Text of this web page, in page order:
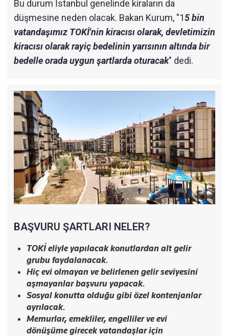
Bu durum İstanbul genelinde kiraların da
düşmesine neden olacak. Bakan Kurum, "15 bin
vatandaşımız TOKİ'nin kiracısı olarak, devletimizin
kiracısı olarak rayiç bedelinin yarısının altında bir
bedelle orada uygun şartlarda oturacak" dedi.
BAŞVURU ŞARTLARI NELER?
TOKİ eliyle yapılacak konutlardan alt gelir
grubu faydalanacak.
Hiç evi olmayan ve belirlenen gelir seviyesini
aşmayanlar başvuru yapacak.
Sosyal konutta olduğu gibi özel kontenjanlar
ayrılacak.
Memurlar, emekliler, engelliler ve evi
dönüşüme girecek vatandaşlar için